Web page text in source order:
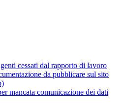
cessati dal rapporto di lavoro
da pubblicare sul sito
mancata comunicazione dei dati